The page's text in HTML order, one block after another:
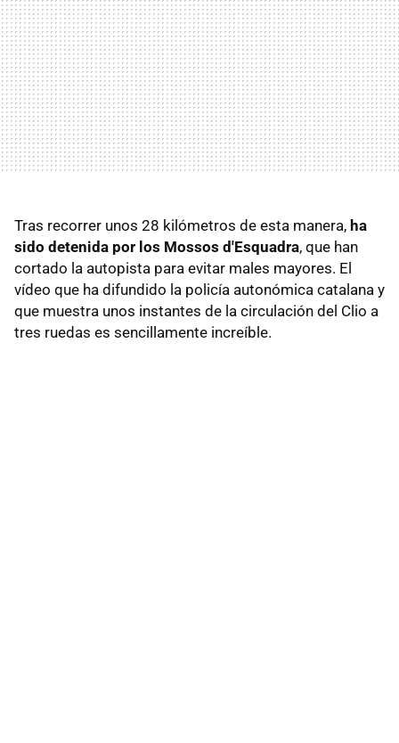
Tras recorrer unos 28 kilómetros de esta manera, ha
sido detenida por los Mossos d'Esquadra, que han
cortado la autopista para evitar males mayores. El
vídeo que ha difundido la policía autonómica catalana y
que muestra unos instantes de la circulación del Clio a
tres ruedas es sencillamente increíble.